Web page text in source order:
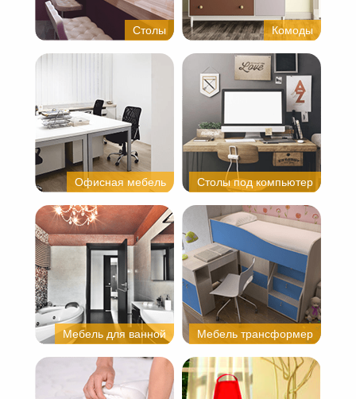
Столы Комоды
Офисная мебель Столы под компьютер
Мебель для ванной Мебель трансформер